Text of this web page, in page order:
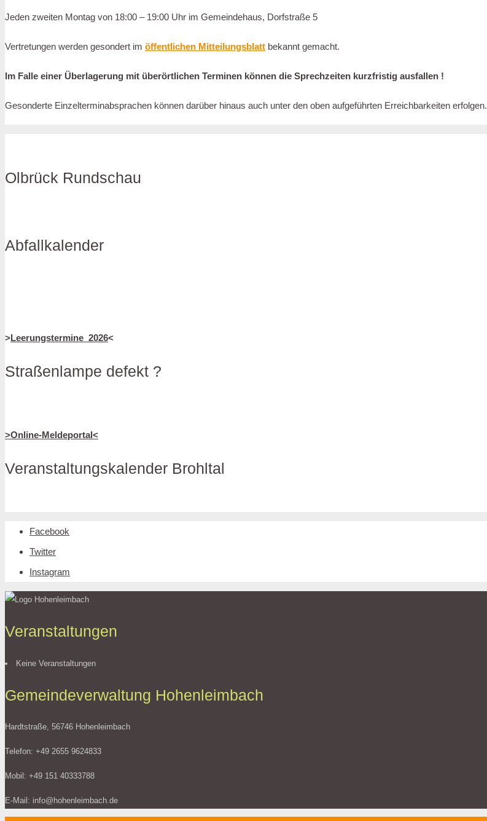
Jeden zweiten Montag von 18:00 – 19:00 Uhr im Gemeindehaus, Dorfstraße 5
Vertretungen werden gesondert im öffentlichen Mitteilungsblatt bekannt gemacht.
Im Falle einer Überlagerung mit überörtlichen Terminen können die Sprechzeiten kurzfristig ausfallen !
Gesonderte Einzelterminabsprachen können darüber hinaus auch unter den oben aufgeführten Erreichbarkeiten erfolgen.
Olbrück Rundschau
Abfallkalender
>Leerungstermine_2026<
Straßenlampe defekt ?
>Online-Meldeportal<
Veranstaltungskalender Brohltal
Facebook
Twitter
Instagram
Veranstaltungen
Keine Veranstaltungen
Gemeindeverwaltung Hohenleimbach
Hardtstraße, 56746 Hohenleimbach
Telefon: +49 2655 9624833
Mobil: +49 151 40333788
E-Mail: info@hohenleimbach.de